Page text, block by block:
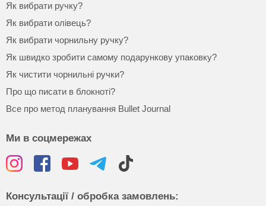
Як вибрати ручку?
Як вибрати олівець?
Як вибрати чорнильну ручку?
Як швидко зробити самому подарункову упаковку?
Як чистити чорнильні ручки?
Про що писати в блокноті?
Все про метод планування Bullet Journal
Ми в соцмережах
Консультації / обробка замовлень: